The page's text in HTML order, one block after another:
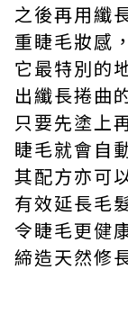
之後再用纖
重睫毛妝感，
它最特別的
出纖長捲曲
只要先塗上
睫毛就會自
其配方亦可
有效延長毛
令睫毛更健
締造天然修